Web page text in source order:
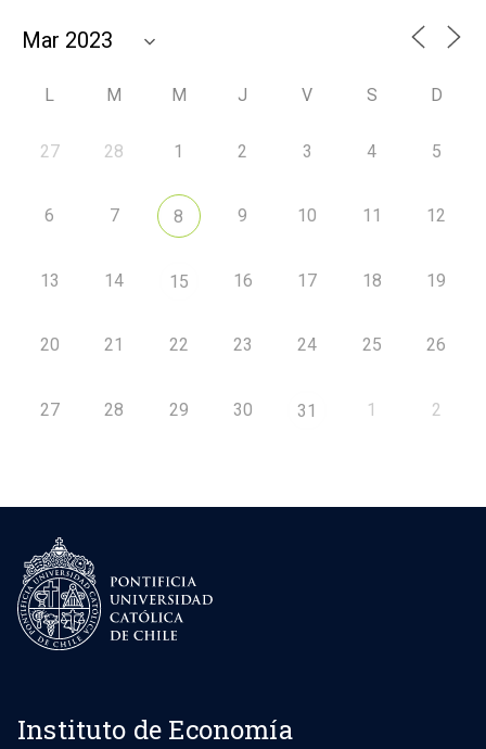
L M M J V S D
27 28 1 2 3 4 5
6 7 8 9 10 11 12
13 14 15 16 17 18 19
20 21 22 23 24 25 26
27 28 29 30 31 1 2
Instituto de Economía